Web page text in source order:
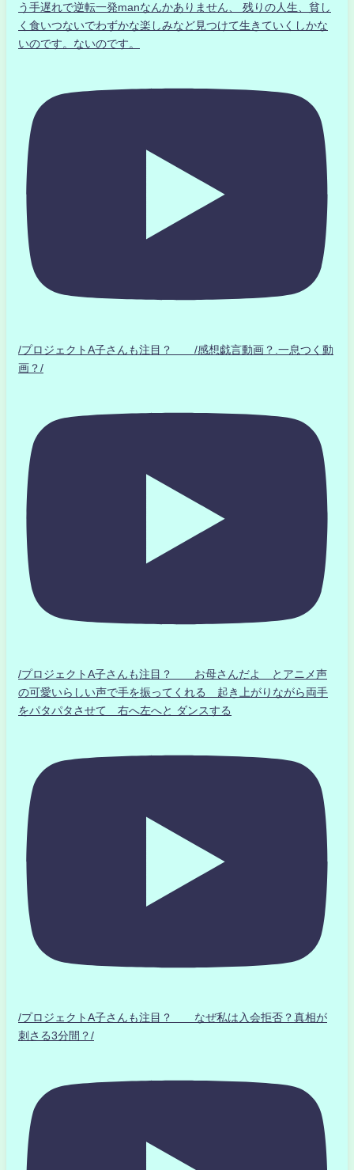
う手遅れで逆転一発manなんかありません、 残りの人生、貧し
く食いつないでわずかな楽しみなど見つけて生きていくしかな
いのです。ないのです。
/プロジェクトA子さんも注目？ /感想戯言動画？.一息つく動
画？/
/プロジェクトA子さんも注目？ お母さんだよ とアニメ声
の可愛いらしい声で手を振ってくれる 起き上がりながら両手
をパタパタさせて 右へ左へと ダンスする
/プロジェクトA子さんも注目？ なぜ私は入会拒否？真相が
刺さる3分間？/